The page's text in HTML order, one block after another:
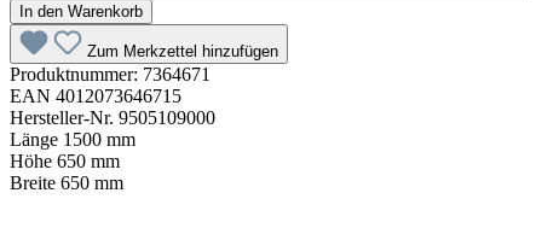
In den Warenkorb
Zum Merkzettel hinzufügen
Produktnummer: 7364671
EAN 4012073646715
Hersteller-Nr. 9505109000
Länge 1500 mm
Höhe 650 mm
Breite 650 mm